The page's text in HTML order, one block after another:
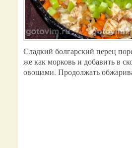
Сладкий болгарский перец
же как морковь и добавить в
овощами. Продолжать